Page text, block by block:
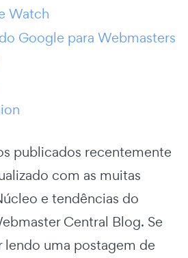
Watch
Google para Webmasters
publicados recentemente
com as muitas
e tendências do
Central Blog. Se
lendo uma postagem de